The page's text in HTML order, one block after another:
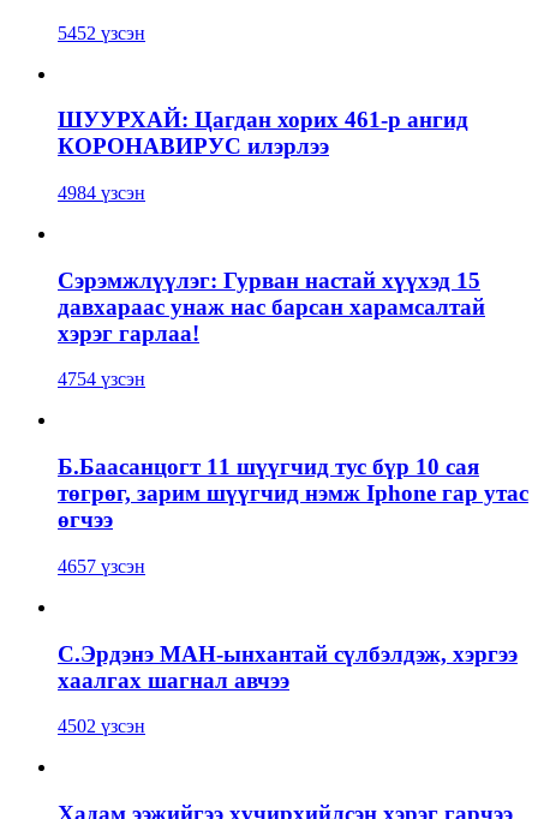
5452 үзсэн
ШУУРХАЙ: Цагдан хорих 461-р ангид
КОРОНАВИРУС илэрлээ
4984 үзсэн
Сэрэмжлүүлэг: Гурван настай хүүхэд 15
давхараас унаж нас барсан харамсалтай
хэрэг гарлаа!
4754 үзсэн
Б.Баасанцогт 11 шүүгчид тус бүр 10 сая
төгрөг, зарим шүүгчид нэмж Iphone гар утас
өгчээ
4657 үзсэн
С.Эрдэнэ МАН-ынхантай сүлбэлдэж, хэргээ
хаалгах шагнал авчээ
4502 үзсэн
Хадам ээжийгээ хүчирхийлсэн хэрэг гарчээ